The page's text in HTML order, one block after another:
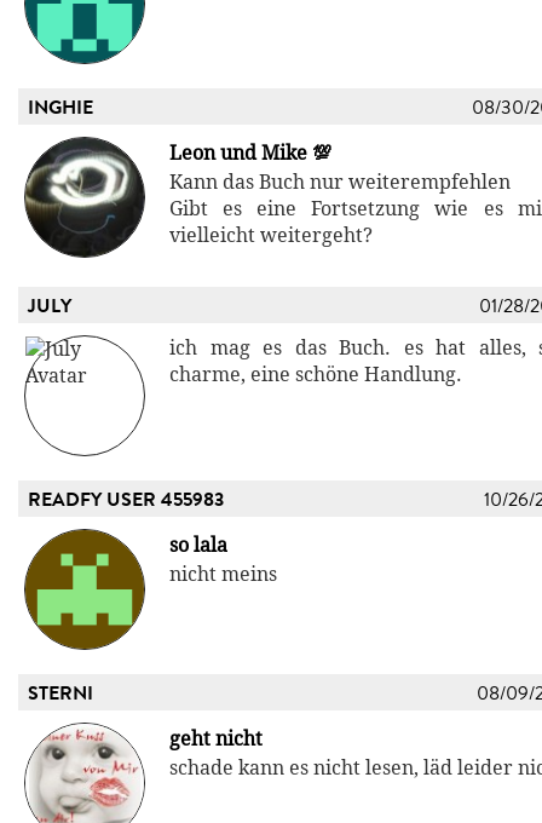
INGHIE 08/30/
Leon und Mike 💯
Kann das Buch nur weiterempfehlen
Gibt es eine Fortsetzung wie es
vielleicht weitergeht?
JULY 01/28/
ich mag es das Buch. es hat alles,
charme, eine schöne Handlung.
READFY USER 455983 10/26/
so lala
nicht meins
STERNI 08/09/
geht nicht
schade kann es nicht lesen, läd leider